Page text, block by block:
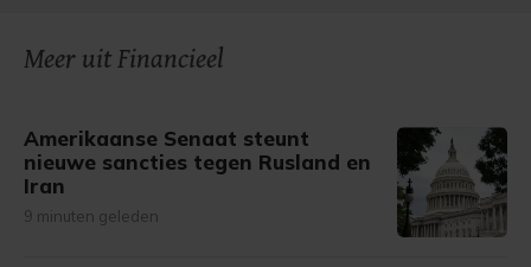
Meer uit Financieel
Amerikaanse Senaat steunt
nieuwe sancties tegen Rusland en
Iran
9 minuten geleden